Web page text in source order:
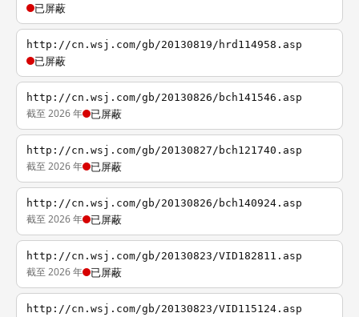
已屏蔽
http://cn.wsj.com/gb/20130819/hrd114958.asp
已屏蔽
http://cn.wsj.com/gb/20130826/bch141546.asp
截至 2026 年 已屏蔽
http://cn.wsj.com/gb/20130827/bch121740.asp
截至 2026 年 已屏蔽
http://cn.wsj.com/gb/20130826/bch140924.asp
截至 2026 年 已屏蔽
http://cn.wsj.com/gb/20130823/VID182811.asp
截至 2026 年 已屏蔽
http://cn.wsj.com/gb/20130823/VID115124.asp